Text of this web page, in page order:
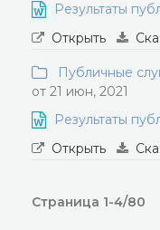
Результаты
Открыть
Публичные
от 21 июн, 2021
Результаты
Открыть
Страница 1-4/80